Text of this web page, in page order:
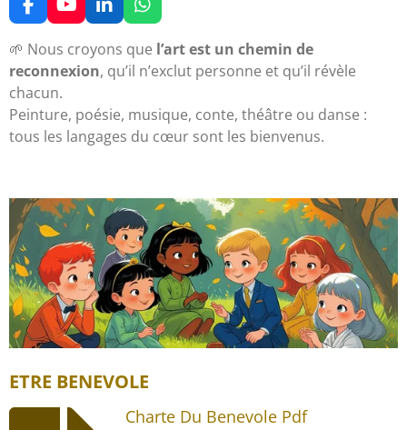
F
a
c
b
o
o
k
Y
o
u
u
e
L
i
n
e
I
n
W
h
a
s
p
p
🌱 Nous croyons que l’art est un chemin de
reconnexion, qu’il n’exclut personne et qu’il révèle
chacun.
Peinture, poésie, musique, conte, théâtre ou danse :
tous les langages du cœur sont les bienvenus.
ETRE BENEVOLE
Charte Du Benevole Pdf